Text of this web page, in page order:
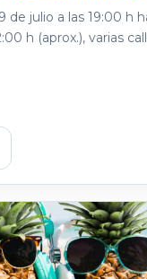
de julio a las 19:00 h
h (aprox.), varias